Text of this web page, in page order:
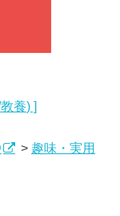
養) ]
> 趣味・実用